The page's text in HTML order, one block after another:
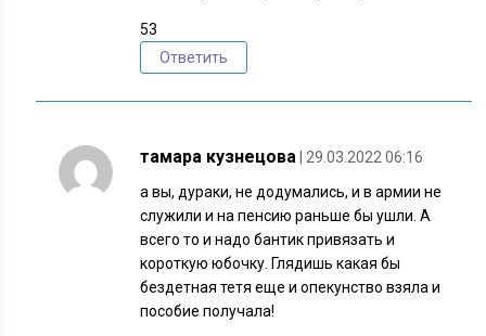
53
Ответить
тамара кузнецова
| 29.03.2022 06:16
а вы, дураки, не додумались, и в армии не
служили и на пенсию раньше бы ушли. А
всего то и надо бантик привязать и
короткую юбочку. Глядишь какая бы
бездетная тетя еще и опекунство взяла и
пособие получала!